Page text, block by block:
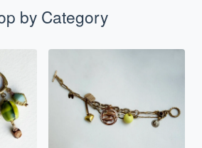
by Category